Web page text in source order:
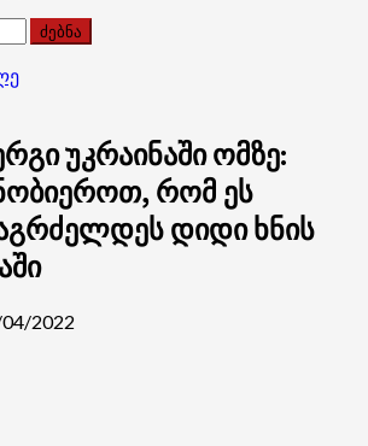
უკრაინაში ომზე:
რომ ეს
დიდი ხნის
2022